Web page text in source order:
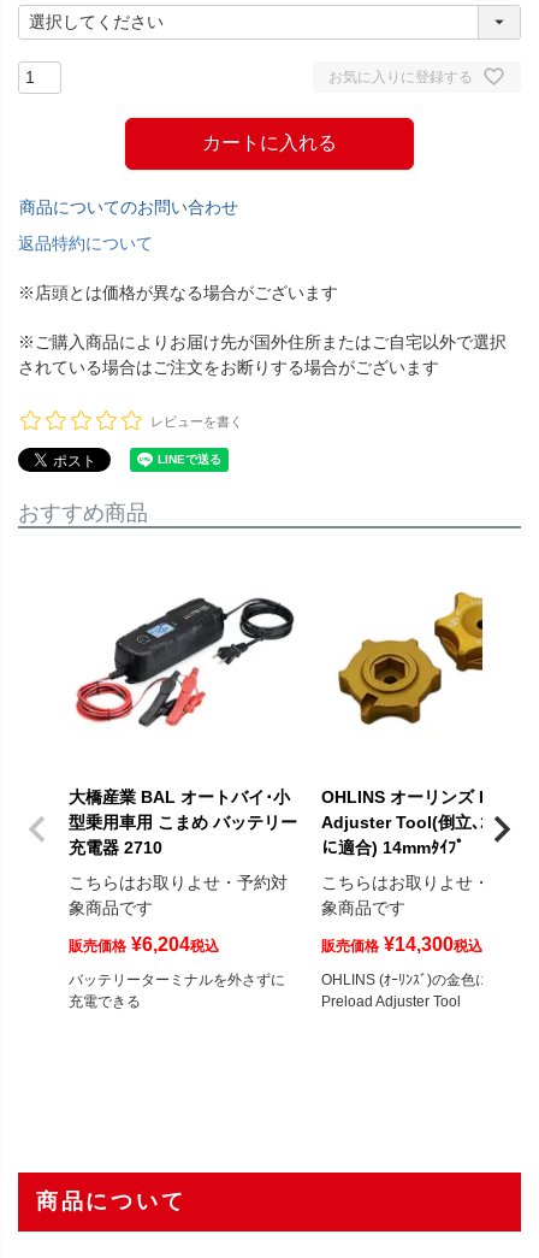
お気に入りに登録する
カートに入れる
商品についてのお問い合わせ
返品特約について
※店頭とは価格が異なる場合がございます
※ご購入商品によりお届け先が国外住所またはご自宅以外で選択
されている場合はご注文をお断りする場合がございます
レビューを書く
おすすめ商品
大橋産業 BAL オートバイ･小
型乗用車用 こまめ バッテリー
充電器 2710
こちらはお取りよせ・予約対
象商品です
販売価格 ¥6,204税込
バッテリーターミナルを外さずに
充電できる
OHLINS オーリンズ
Adjuster Tool(倒立､ｶｰﾄﾘｯｼﾞ
に適合) 14mmﾀｲﾌﾟ
こちらはお取りよせ・予約対
象商品です
販売価格 ¥14,300税込
OHLINS (ｵｰﾘﾝｽﾞ)の金色に輝く
Preload Adjuster Tool
商品について